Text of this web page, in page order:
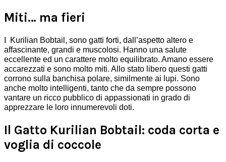
Miti… ma fieri
I Kurilian Bobtail, sono gatti forti, dall’aspetto altero e
affascinante, grandi e muscolosi. Hanno una salute
eccellente ed un carattere molto equilibrato. Amano essere
accarezzati e sono molto miti. Allo stato libero questi gatti
corrono sulla banchisa polare, similmente ai lupi. Sono
anche molto intelligenti, tanto che da sempre possono
vantare un ricco pubblico di appassionati in grado di
apprezzare le loro innumerevoli doti.
Il Gatto Kurilian Bobtail: coda corta e
voglia di coccole